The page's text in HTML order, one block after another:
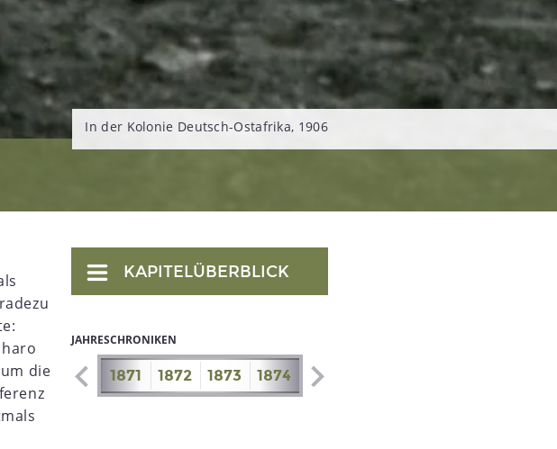
In der Kolonie Deutsch-Ostafrika, 1906
die
KAPITELÜBERBLICK
JAHRESCHRONIKEN
1869 1870 1871 1872 1873 1874 1875